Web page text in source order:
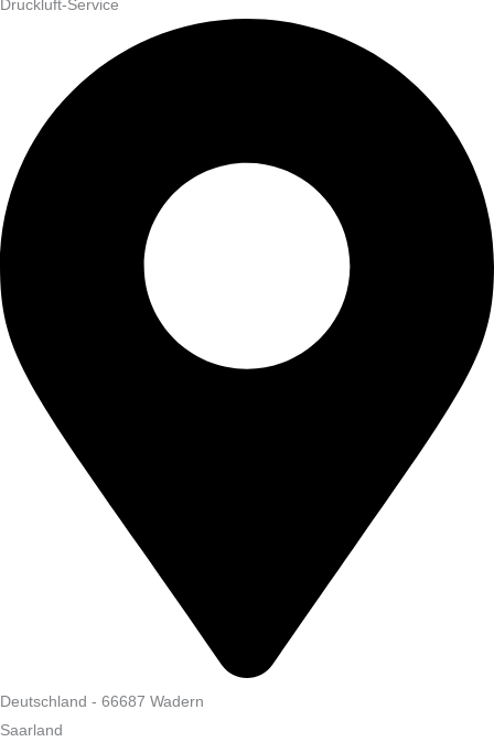
Druckluft-Service
Deutschland - 66687 Wadern
Saarland